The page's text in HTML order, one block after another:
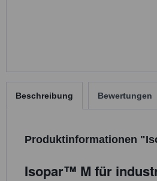
Beschreibung Bewertungen
Produktinformationen
Isopar™ M für